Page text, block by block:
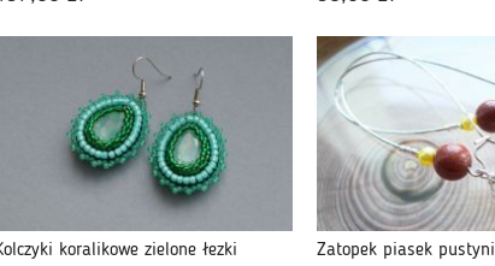
koralikowe zielone łezki Zatopek piasek pustyni